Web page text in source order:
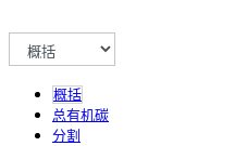
概括
总有机碳
分割